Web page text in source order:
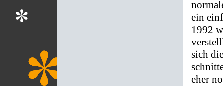
ein
1992
sich
eher